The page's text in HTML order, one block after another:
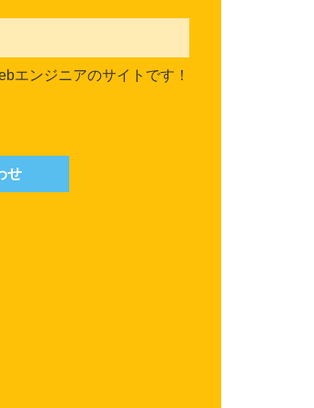
エンジニアのサイトです！
せ